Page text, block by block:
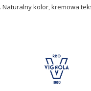
kolor, kremowa